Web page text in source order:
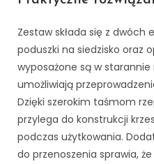
Zestaw składa się z dwóch
poduszki na siedzisko oraz
wyposażone są w
umożliwiają
Dzięki szerokim taśmom
przylega do konstrukcji
podczas użytkowania.
do przenoszenia sprawia,